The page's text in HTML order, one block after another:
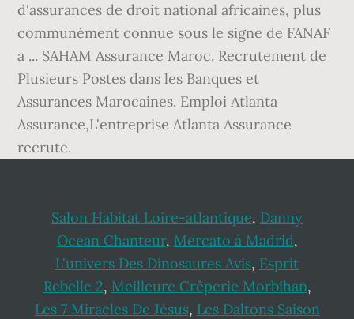
d'assurances de droit national africaines, plus
communément connue sous le signe de FANAF
a ... SAHAM Assurance Maroc. Recrutement de
Plusieurs Postes dans les Banques et
Assurances Marocaines. Emploi Atlanta
Assurance,L'entreprise Atlanta Assurance
recrute.
Salon Habitat Loire-atlantique, Danny
Ocean Chanteur, Mercato à Madrid,
L'univers Des Dinosaures Avis, Esprit
Rebelle 2, Meilleure Crêperie Morbihan,
Les 7 Miracles De Jésus, Les Daltons Saison